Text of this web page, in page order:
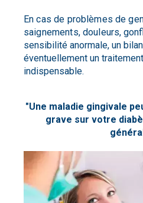
En cas de problèmes de
saignements, douleurs,
sensibilité anormale, un
éventuellement un
indispensable.
"Une maladie gingivale
grave sur votre